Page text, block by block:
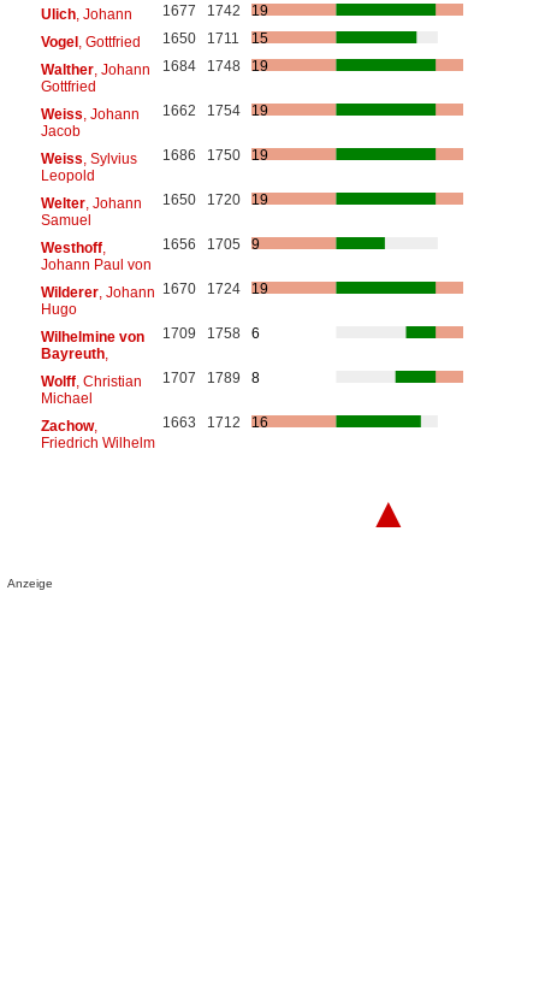
Ulich, Johann 1677 1742
19
Vogel, Gottfried 1650 1711
15
Walther, Johann
Gottfried
1684 1748 19
Weiss , Johann
Jacob
1662 1754 19
Weiss , Sylvius
Leopold
1686 1750 19
Welter, Johann
Samuel
1650 1720 19
Westhoff,
Johann Paul von
1656 1705 9
Wilderer, Johann
Hugo
1670 1724 19
Wilhelmine von
Bayreuth,
1709 1758 6
Wolff, Christian
Michael
1707 1789 8
Zachow,
Friedrich Wilhelm
1663 1712 16
▲
Anzeige